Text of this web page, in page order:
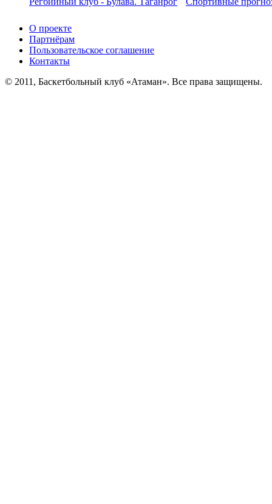
О проекте
Партнёрам
Пользовательское соглашение
Контакты
© 2011, Баскетбольный клуб «Атаман». Все права защищены.